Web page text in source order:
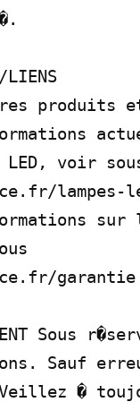
LIENS
produits
LED, voir
lampes-
sur
garantie
Sous
Sauf
�